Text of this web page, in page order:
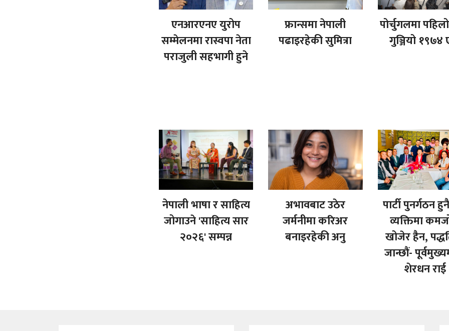
एनआरएनए युरोप
सम्मेलनमा रास्वपा नेता
पराजुली सहभागी हुने
फ्रान्समा नेपाली
पढाइरहेकी सुमित्रा
पोर्चुगलमा
गुञ्जियो १९७४
नेपाली भाषा र साहित्य
जोगाउने 'साहित्य सार
२०२६' सम्पन्न
अभावबाट उठेर
जर्मनीमा करिअर
बनाइरहेकी अनु
पार्टी पुनर्गठन
व्यक्तिमा
खोजेर हैन,
जान्छौं-
शेरधन राई